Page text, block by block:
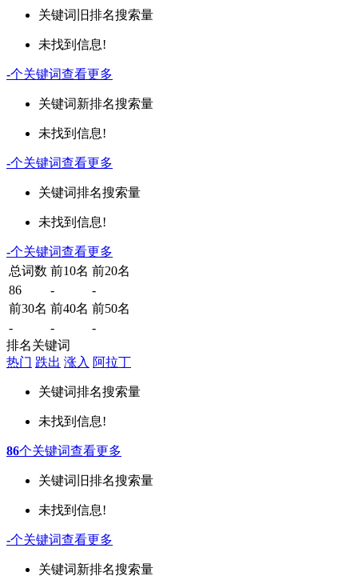
关键词 旧排名搜索量
未找到信息!
-个关键词查看更多
关键词新排名搜索量
未找到信息!
-个关键词查看更多
关键词排名搜索量
未找到信息!
-个关键词查看更多
总词数 前10名 前20名
86
-
-
前30名 前40名 前50名
-
-
-
排名关键词
热门 跌出 涨入 阿拉丁
关键词排名搜索量
未找到信息!
86个关键词查看更多
关键词 旧排名搜索量
未找到信息!
-个关键词查看更多
关键词新排名搜索量